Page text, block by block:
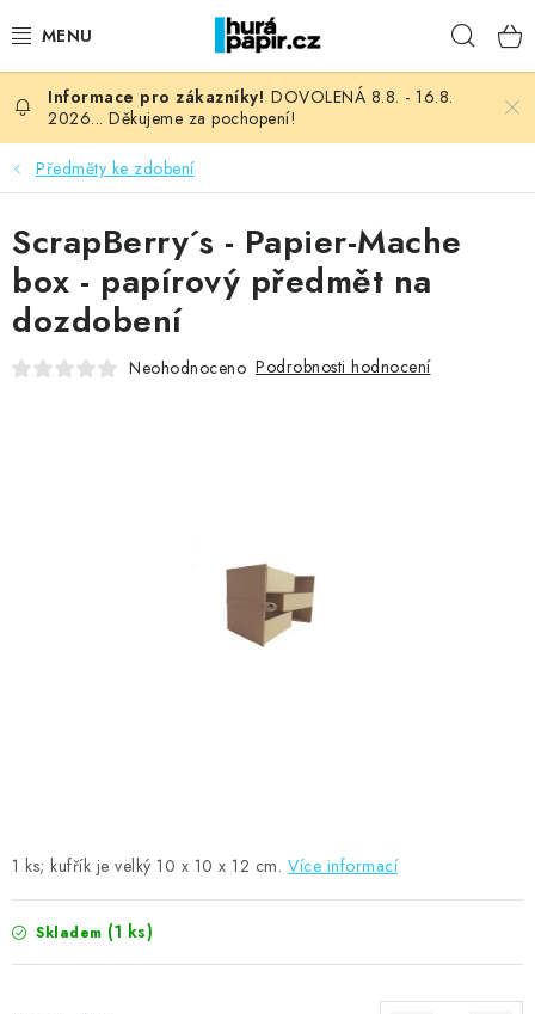
na
NOVINKY
HURÁ DÍLNA
VŠECHNO ZBOŽÍ
KNIHAŘSKÝ MATERIÁL
DOVOLENÁ 8.8. - 16.8.
2026... Děkujeme za pochopení!
Předměty ke zdobení
1 ks; kufřík je velký 10 x 10 x 12 cm. Více informací
Skladem (1 ks)
ScrapBerry´s - Papier-Mache
box - papírový předmět na
dozdobení
Neohodnoceno Podrobnosti hodnocení